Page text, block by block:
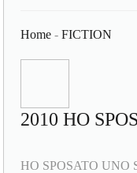
Home -FICTION
2010 HO
HO SPOSATO UNO